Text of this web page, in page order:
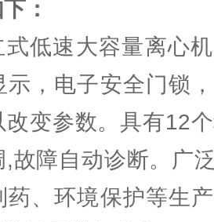
：
式低速大容量离心
示，电子安全门锁
改变参数。具有12
,故障自动诊断。广
药、环境保护等生